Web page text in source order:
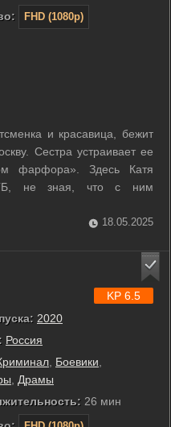
FHD (1080p)
и красавица, бежит
Сестра устраивает ее
фарфора». Здесь Катя
не зная, что с ним
смерти Брежнева
между двумя
...
18.05.2025
2020
Россия
, Боевики,
, Драмы
26 мин
KP 6.5